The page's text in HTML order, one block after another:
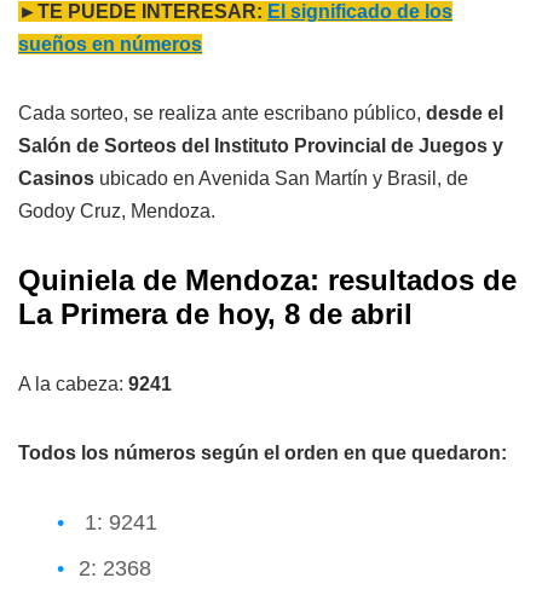
►TE PUEDE INTERESAR: El significado de los
sueños en números
Cada sorteo, se realiza ante escribano público, desde el
Salón de Sorteos del Instituto Provincial de Juegos y
Casinos ubicado en Avenida San Martín y Brasil, de
Godoy Cruz, Mendoza.
Quiniela de Mendoza: resultados de
La Primera de hoy, 8 de abril
A la cabeza: 9241
Todos los números según el orden en que quedaron:
1: 9241
2: 2368